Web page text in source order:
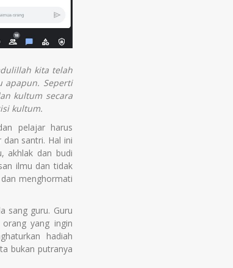
kita telah
apapun. Seperti
kultum secara
kultum.
pelajar harus
santri. Hal ini
akhlak dan budi
ilmu dan tidak
menghormati
sang guru. Guru
orang yang ingin
hadiah
bukan putranya